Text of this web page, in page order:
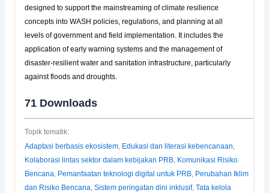
designed to support the mainstreaming of climate resilience
concepts into WASH policies, regulations, and planning at all
levels of government and field implementation. It includes the
application of early warning systems and the management of
disaster-resilient water and sanitation infrastructure, particularly
against floods and droughts.
71 Downloads
Topik tematik:
Adaptasi berbasis ekosistem, Edukasi dan literasi kebencanaan,
Kolaborasi lintas sektor dalam kebijakan PRB, Komunikasi Risiko
Bencana, Pemanfaatan teknologi digital untuk PRB, Perubahan Iklim
dan Risiko Bencana,Sistem peringatan dini inklusif,Tata kelola